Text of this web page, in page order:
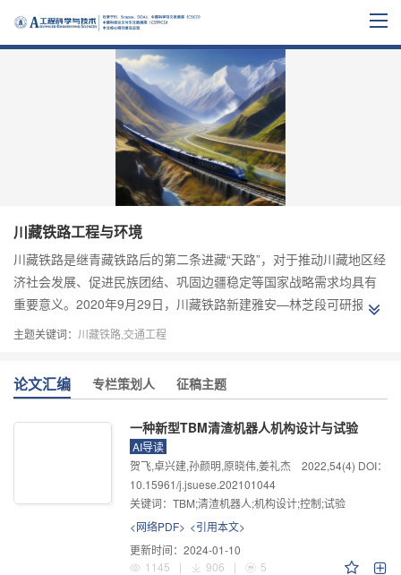
川藏铁路工程与环境
川藏铁路是继青藏铁路后的第二条进藏“天路”，对于推动川藏地区经
济社会发展、促进民族团结、巩固边疆稳定等国家战略需求均具有
重要意义。2020年9月29日，川藏铁路新建雅安—林芝段可研报告
获党中央、国务院批复，习近平总书记对川藏铁路开工建设作出重
程，川藏铁路面临沿线生态环境敏感脆弱、工程地质条件极其复
战，修建难度之大、安全风险之高世所罕见。
主题关键词： 川藏铁路,交通工程
论文汇编 专栏策划人 征稿主题
一种新型TBM清渣机器人机构设计与试验
AI导读
贺飞,卓兴建,孙颜明,原晓伟,姜礼杰
2022,54(4) DOI：
10.15961/j.jsuese.202101044
关键词： TBM;清渣机器人;机构设计;控制;试验
<网络PDF> <引用本文>
更新时间： 2024-01-10
1145
| 906 | 5